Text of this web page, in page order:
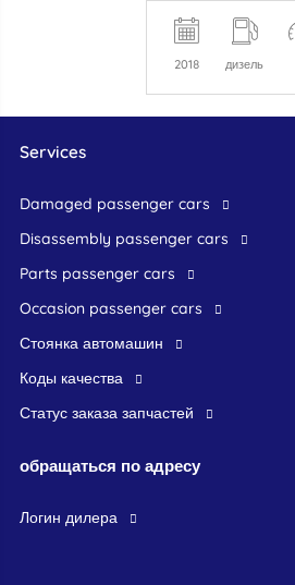
2018 дизель
Services
damaged passenger cars
disassembly passenger cars
parts passenger cars
occasion passenger cars
стоянка автомашин
Коды качества
Статус заказа запчастей
обращаться по адресу
логин дилера